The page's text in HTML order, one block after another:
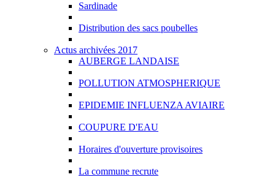
Sardinade
Distribution des sacs poubelles
Actus archivées 2017
AUBERGE LANDAISE
POLLUTION ATMOSPHERIQUE
EPIDEMIE INFLUENZA AVIAIRE
COUPURE D'EAU
Horaires d'ouverture provisoires
La commune recrute